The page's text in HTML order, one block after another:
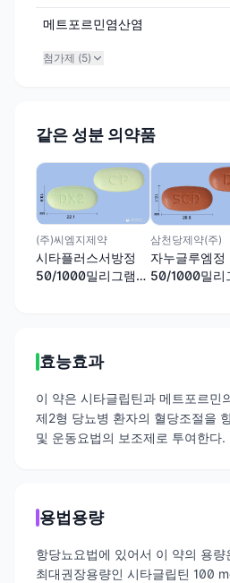
메트포르민염산염
첨가제 (5)
같은 성분 의약품
(주)씨엠지제약
시타플러스서방정
50/1000밀리그램
삼천당제약(주)
자누글루엠정
50/1000밀리
효능효과
이 약은 시타글립틴과 메트포르민
제2형 당뇨병 환자의 혈당조절을
및 운동요법의 보조제로 투여한다.
용법용량
항당뇨요법에 있어서 이 약의 용량
최대권장용량인 시타글립틴 100